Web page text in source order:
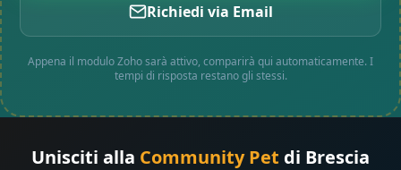
Richiedi via Email
Appena il modulo Zoho sarà attivo, comparirà qui automaticamente. I
tempi di risposta restano gli stessi.
Unisciti alla Community Pet di Brescia